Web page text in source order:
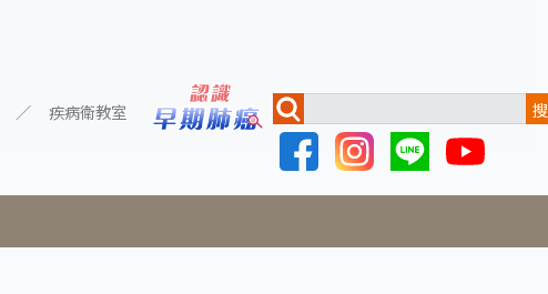
疾病衛教室